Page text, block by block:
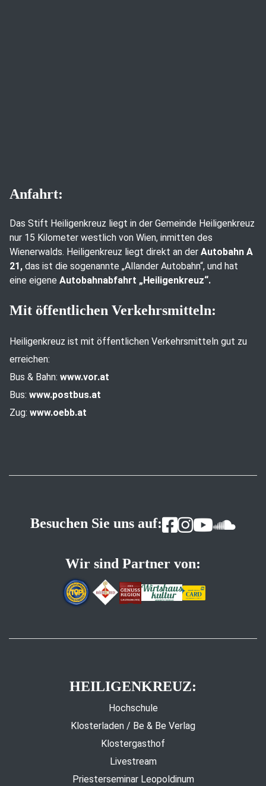
Anfahrt:
Das Stift Heiligenkreuz liegt in der Gemeinde Heiligenkreuz
nur 15 Kilometer westlich von Wien, inmitten des
Wienerwalds. Heiligenkreuz liegt direkt an der Autobahn A
21, das ist die sogenannte „Allander Autobahn“, und hat
eine eigene Autobahnabfahrt „Heiligenkreuz“.
Mit öffentlichen Verkehrsmitteln:
Heiligenkreuz ist mit öffentlichen Verkehrsmitteln gut zu
erreichen:
Bus & Bahn: www.vor.at
Bus: www.postbus.at
Zug: www.oebb.at
Besuchen Sie uns auf:
Wir sind Partner von:
HEILIGENKREUZ:
Hochschule
Klosterladen / Be & Be Verlag
Klostergasthof
Livestream
Priesterseminar Leopoldinum